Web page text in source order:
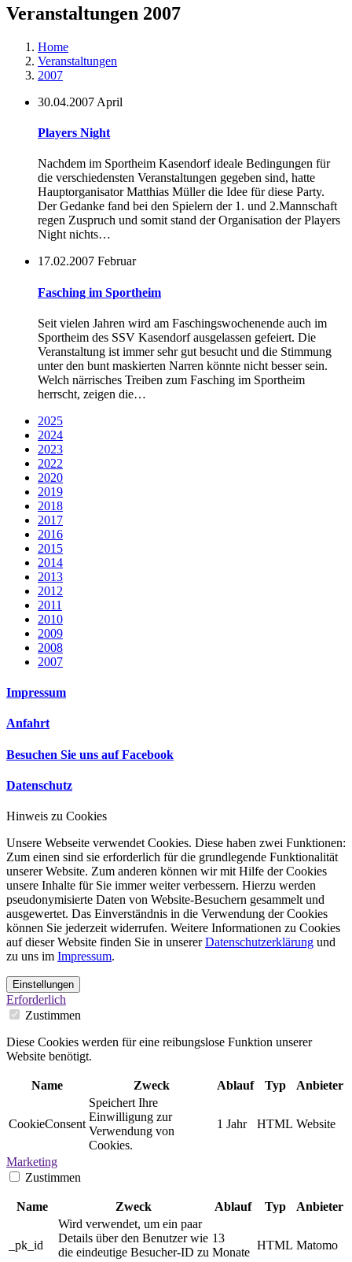
Veranstaltungen 2007
Home
Veranstaltungen
2007
30.04.2007 April
Players Night
Nachdem im Sportheim Kasendorf ideale Bedingungen für
die verschiedensten Veranstaltungen gegeben sind, hatte
Hauptorganisator Matthias Müller die Idee für diese Party.
Der Gedanke fand bei den Spielern der 1. und 2.Mannschaft
regen Zuspruch und somit stand der Organisation der Players
Night nichts…
17.02.2007 Februar
Fasching im Sportheim
Seit vielen Jahren wird am Faschingswochenende auch im
Sportheim des SSV Kasendorf ausgelassen gefeiert. Die
Veranstaltung ist immer sehr gut besucht und die Stimmung
unter den bunt maskierten Narren könnte nicht besser sein.
Welch närrisches Treiben zum Fasching im Sportheim
herrscht, zeigen die…
2025
2024
2023
2022
2020
2019
2018
2017
2016
2015
2014
2013
2012
2011
2010
2009
2008
2007
Impressum
Anfahrt
Besuchen Sie uns auf Facebook
Datenschutz
Hinweis zu Cookies
Unsere Webseite verwendet Cookies. Diese haben zwei Funktionen:
Zum einen sind sie erforderlich für die grundlegende Funktionalität
unserer Website. Zum anderen können wir mit Hilfe der Cookies
unsere Inhalte für Sie immer weiter verbessern. Hierzu werden
pseudonymisierte Daten von Website-Besuchern gesammelt und
ausgewertet. Das Einverständnis in die Verwendung der Cookies
können Sie jederzeit widerrufen. Weitere Informationen zu Cookies
auf dieser Website finden Sie in unsererDatenschutzerklärung und
zu uns im Impressum.
Einstellungen
Erforderlich
Zustimmen
Diese Cookies werden für eine reibungslose Funktion unserer
Website benötigt.
Name Zweck Ablauf Typ Anbieter
CookieConsent
Speichert Ihre
Einwilligung zur
Verwendung von
Cookies.
1 Jahr HTML Website
Marketing
Zustimmen
Name Zweck Ablauf Typ Anbieter
_pk_id
Wird verwendet, um ein paar
Details über den Benutzer wie
die eindeutige Besucher-ID zu
13
Monate
HTML Matomo